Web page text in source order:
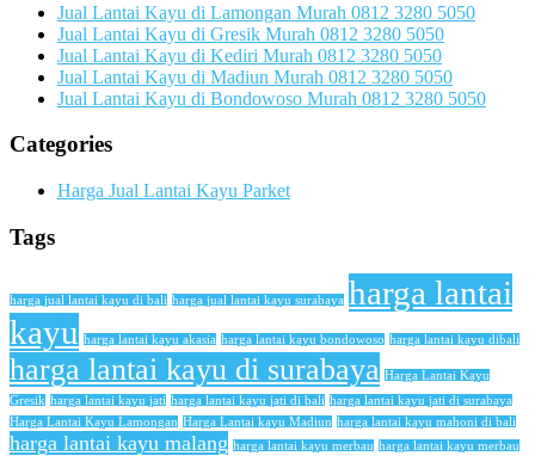
Jual Lantai Kayu di Lamongan Murah 0812 3280 5050
Jual Lantai Kayu di Gresik Murah 0812 3280 5050
Jual Lantai Kayu di Kediri Murah 0812 3280 5050
Jual Lantai Kayu di Madiun Murah 0812 3280 5050
Jual Lantai Kayu di Bondowoso Murah 0812 3280 5050
Categories
Harga Jual Lantai Kayu Parket
Tags
harga jual lantai kayu di bali harga jual lantai kayu surabaya harga lantai
kayu harga lantai kayu akasia harga lantai kayu bondowoso harga lantai kayu dibali
harga lantai kayu di surabaya Harga Lantai Kayu
Gresik harga lantai kayu jati harga lantai kayu jati di bali harga lantai kayu jati di surabaya
Harga Lantai Kayu Lamongan Harga Lantai kayu Madiun harga lantai kayu mahoni di bali
harga lantai kayu malang harga lantai kayu merbau harga lantai kayu merbau